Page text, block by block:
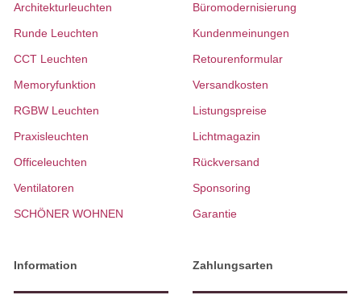
Architekturleuchten
Runde Leuchten
CCT Leuchten
Memoryfunktion
RGBW Leuchten
Praxisleuchten
Officeleuchten
Ventilatoren
SCHÖNER WOHNEN
Büromodernisierung
Kundenmeinungen
Retourenformular
Versandkosten
Listungspreise
Lichtmagazin
Rückversand
Sponsoring
Garantie
Information Zahlungsarten